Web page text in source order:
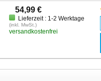
54,99 €
Lieferzeit : 1-2 Werktage
(inkl. MwSt.)
versandkostenfrei